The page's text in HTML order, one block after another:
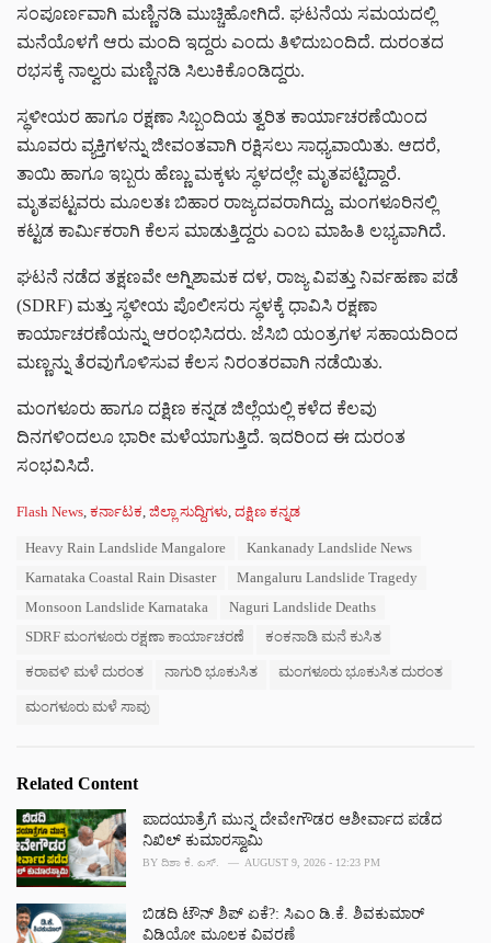
ಸಂಪೂರ್ಣವಾಗಿ ಮಣ್ಣಿನಡಿ ಮುಚ್ಚಿಹೋಗಿದೆ. ಘಟನೆಯ ಸಮಯದಲ್ಲಿ
ಮನೆಯೊಳಗೆ ಆರು ಮಂದಿ ಇದ್ದರು ಎಂದು ತಿಳಿದುಬಂದಿದೆ. ದುರಂತದ
ರಭಸಕ್ಕೆ ನಾಲ್ವರು ಮಣ್ಣಿನಡಿ ಸಿಲುಕಿಕೊಂಡಿದ್ದರು.
ಸ್ಥಳೀಯರ ಹಾಗೂ ರಕ್ಷಣಾ ಸಿಬ್ಬಂದಿಯ ತ್ವರಿತ ಕಾರ್ಯಾಚರಣೆಯಿಂದ
ಮೂವರು ವ್ಯಕ್ತಿಗಳನ್ನು ಜೀವಂತವಾಗಿ ರಕ್ಷಿಸಲು ಸಾಧ್ಯವಾಯಿತು. ಆದರೆ,
ತಾಯಿ ಹಾಗೂ ಇಬ್ಬರು ಹೆಣ್ಣು ಮಕ್ಕಳು ಸ್ಥಳದಲ್ಲೇ ಮೃತಪಟ್ಟಿದ್ದಾರೆ.
ಮೃತಪಟ್ಟವರು ಮೂಲತಃ ಬಿಹಾರ ರಾಜ್ಯದವರಾಗಿದ್ದು, ಮಂಗಳೂರಿನಲ್ಲಿ
ಕಟ್ಟಡ ಕಾರ್ಮಿಕರಾಗಿ ಕೆಲಸ ಮಾಡುತ್ತಿದ್ದರು ಎಂಬ ಮಾಹಿತಿ ಲಭ್ಯವಾಗಿದೆ.
ಘಟನೆ ನಡೆದ ತಕ್ಷಣವೇ ಅಗ್ನಿಶಾಮಕ ದಳ, ರಾಜ್ಯ ವಿಪತ್ತು ನಿರ್ವಹಣಾ ಪಡೆ
(SDRF) ಮತ್ತು ಸ್ಥಳೀಯ ಪೊಲೀಸರು ಸ್ಥಳಕ್ಕೆ ಧಾವಿಸಿ ರಕ್ಷಣಾ
ಕಾರ್ಯಾಚರಣೆಯನ್ನು ಆರಂಭಿಸಿದರು. ಜೆಸಿಬಿ ಯಂತ್ರಗಳ ಸಹಾಯದಿಂದ
ಮಣ್ಣನ್ನು ತೆರವುಗೊಳಿಸುವ ಕೆಲಸ ನಿರಂತರವಾಗಿ ನಡೆಯಿತು.
ಮಂಗಳೂರು ಹಾಗೂ ದಕ್ಷಿಣ ಕನ್ನಡ ಜಿಲ್ಲೆಯಲ್ಲಿ ಕಳೆದ ಕೆಲವು
ದಿನಗಳಿಂದಲೂ ಭಾರೀ ಮಳೆಯಾಗುತ್ತಿದೆ. ಇದರಿಂದ ಈ ದುರಂತ
ಸಂಭವಿಸಿದೆ.
C
Flash News ಕರ್ನಾಟಕ ಜಿಲ್ಲಾ ಸುದ್ದಿಗಳು ದಕ್ಷಿಣ ಕನ್ನಡ
Heavy Rain Landslide Mangalore
Kankanady Landslide News
Karnataka Coastal Rain Disaster
Mangaluru Landslide Tragedy
Monsoon Landslide Karnataka
Naguri Landslide Deaths
SDRF ಮಂಗಳೂರು ರಕ್ಷಣಾ ಕಾರ್ಯಾಚರಣೆ
ಕಂಕನಾಡಿ ಮನೆ ಕುಸಿತ
ಕರಾವಳಿ ಮಳೆ ದುರಂತ ನಾಗುರಿ ಭೂಕುಸಿತ ಮಂಗಳೂರು ಭೂಕುಸಿತ ದುರಂತ
ಮಂಗಳೂರು ಮಳೆ ಸಾವು
Related Content
ಪಾದಯಾತ್ರೆಗೆ ಮುನ್ನ ದೇವೇಗೌಡರ ಆಶೀರ್ವಾದ ಪಡೆದ
ನಿಖಿಲ್ ಕುಮಾರಸ್ವಾಮಿ
BY ದಿಶಾ ಕೆ. ಎಸ್. AUGUST 9, 2026 - 12:23 PM
ಬಿಡದಿ ಟೌನ್ ಶಿಪ್ ಏಕೆ?: ಸಿಎಂ ಡಿ.ಕೆ. ಶಿವಕುಮಾರ್‌
ವಿಡಿಯೋ ಮೂಲಕ ವಿವರಣೆ